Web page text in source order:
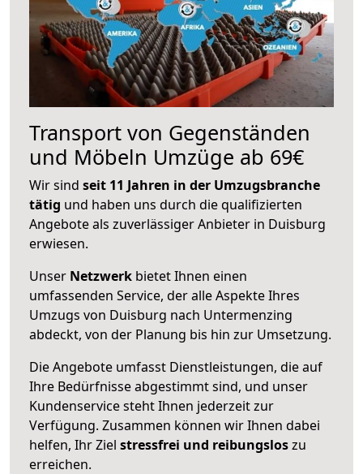
Transport von Gegenständen
und Möbeln Umzüge ab 69€
Wir sind seit 11 Jahren in der Umzugsbranche
tätig und haben uns durch die qualifizierten
Angebote als zuverlässiger Anbieter in Duisburg
erwiesen.
Unser Netzwerk bietet Ihnen einen
umfassenden Service, der alle Aspekte Ihres
Umzugs von Duisburg nach Untermenzing
abdeckt, von der Planung bis hin zur Umsetzung.
Die Angebote umfasst Dienstleistungen, die auf
Ihre Bedürfnisse abgestimmt sind, und unser
Kundenservice steht Ihnen jederzeit zur
Verfügung. Zusammen können wir Ihnen dabei
helfen, Ihr Ziel stressfrei und reibungsloszu
erreichen.